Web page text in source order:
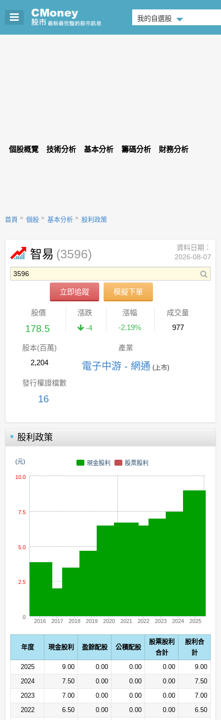
我的自選股
個股概覽 技術分析 基本分析 籌碼分析 財務分析
首頁 個股 基本分析 股利政策
智易 (3596)
立即追蹤 模擬下單
資料日期：
2026-08-07
股價
178.5
漲跌
-4
漲幅
-2.19%
成交量
977
股本(百萬)
2,204
產業
電子中游 - 網通 (上市)
發行權證檔數
16
股利政策
(元) 現金股利 股票股利
2016 2017 2018 2019 2020 2021 2022 2023 2024 2025
0
2.5
5.0
7.5
10.0
年度 現金股利 盈餘配股 公積配股
股票股利
合計
股利合
計
2025
9.00 0.00 0.00 0.00
9.00
2024
7.50 0.00 0.00 0.00
7.50
2023
7.00 0.00 0.00 0.00
7.00
2022
6.50 0.00 0.00 0.00
6.50